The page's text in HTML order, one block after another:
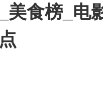
_美食榜_
点